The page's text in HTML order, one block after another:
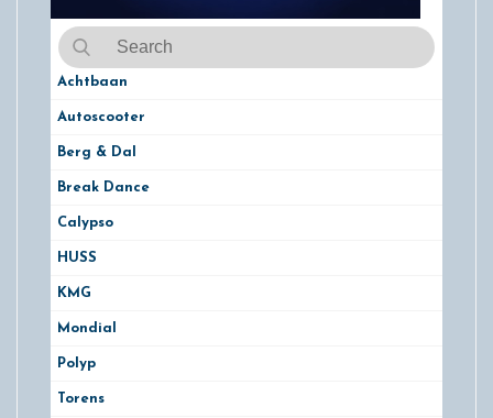
Achtbaan
Autoscooter
Berg & Dal
Break Dance
Calypso
HUSS
KMG
Mondial
Polyp
Torens